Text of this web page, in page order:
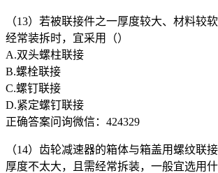
（13）若被联接件之一厚度较大、材料较
经常装拆时，宜采用（）
A.双头螺柱联接
B.螺栓联接
C.螺钉联接
D.紧定螺钉联接
正确答案问询微信：424329
（14）齿轮减速器的箱体与箱盖用螺纹联
厚度不太大，且需经常拆装，一般宜选用什